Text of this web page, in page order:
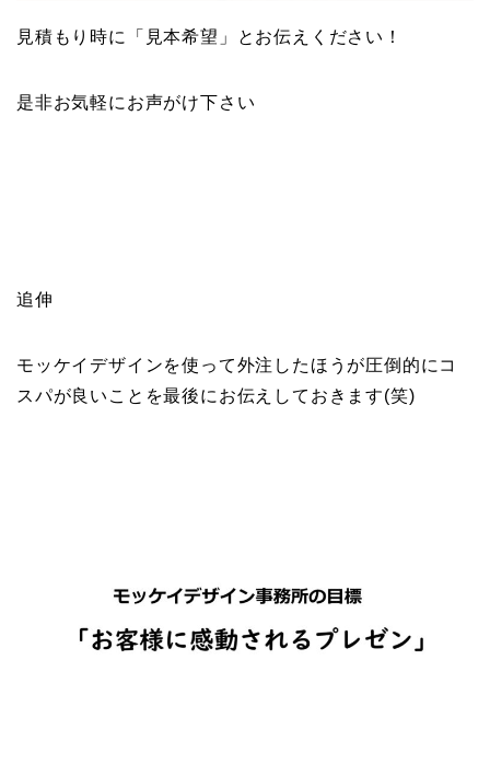
見積もり時に「見本希望」とお伝えください！
是非お気軽にお声がけ下さい
追伸
モッケイデザインを使って外注したほうが圧倒的にコ
スパが良いことを最後にお伝えしておきます(笑)